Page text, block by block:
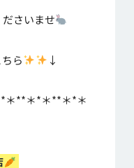
さいませ
ら ↓
**＊*＊**＊*＊